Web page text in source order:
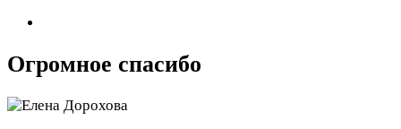
Огромное спасибо